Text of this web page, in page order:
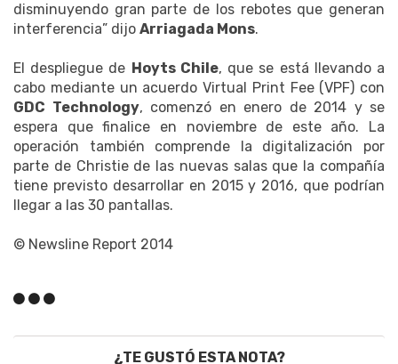
disminuyendo gran parte de los rebotes que generan
interferencia” dijo Arriagada Mons.
El despliegue de Hoyts Chile, que se está llevando a
cabo mediante un acuerdo Virtual Print Fee (VPF) con
GDC Technology, comenzó en enero de 2014 y se
espera que finalice en noviembre de este año. La
operación también comprende la digitalización por
parte de Christie de las nuevas salas que la compañía
tiene previsto desarrollar en 2015 y 2016, que podrían
llegar a las 30 pantallas.
© Newsline Report 2014
¿TE GUSTÓ ESTA NOTA?